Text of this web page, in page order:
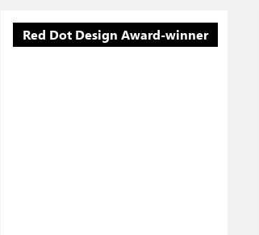
Red Dot Design Award-winner